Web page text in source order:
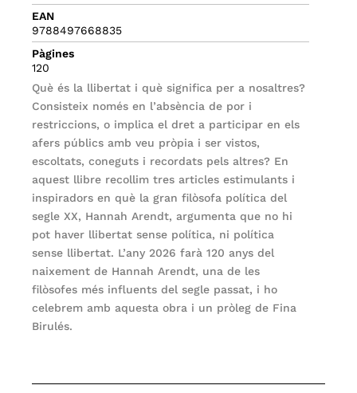
EAN
9788497668835
Pàgines
120
Què és la llibertat i què significa per a nosaltres?
Consisteix només en l’absència de por i
restriccions, o implica el dret a participar en els
afers públics amb veu pròpia i ser vistos,
escoltats, coneguts i recordats pels altres? En
aquest llibre recollim tres articles estimulants i
inspiradors en què la gran filòsofa política del
segle XX, Hannah Arendt, argumenta que no hi
pot haver llibertat sense política, ni política
sense llibertat. L’any 2026 farà 120 anys del
naixement de Hannah Arendt, una de les
filòsofes més influents del segle passat, i ho
celebrem amb aquesta obra i un pròleg de Fina
Birulés.